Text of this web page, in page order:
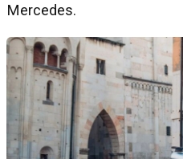
Mercedes.